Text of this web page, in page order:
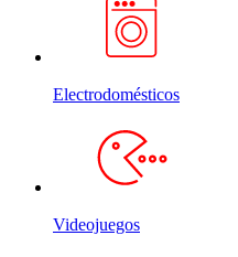
Electrodomésticos
Videojuegos